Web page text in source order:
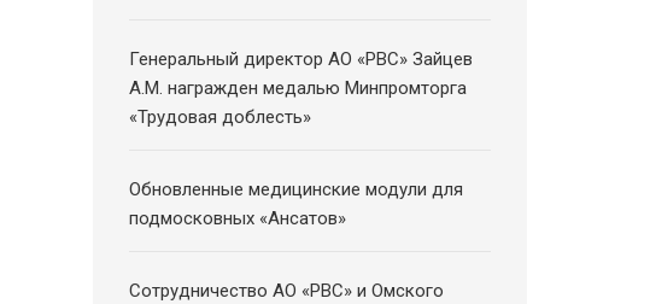
Генеральный директор АО «РВС» Зайцев
А.М. награжден медалью Минпромторга
«Трудовая доблесть»
Обновленные медицинские модули для
подмосковных «Ансатов»
Сотрудничество АО «РВС» и Омского